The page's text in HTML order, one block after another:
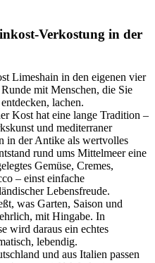
Verkostung in der
Limeshain in den eigenen vier
mit Menschen, die Sie
lachen.
Kost hat eine lange Tradition –
und mediterraner
in der Antike als wertvolles
rund ums Mittelmeer eine
Gemüse, Cremes,
– einst einfache
Lebensfreude.
was Garten, Saison und
mit Hingabe. In
wird daraus ein echtes
lebendig.
und aus Italien passen